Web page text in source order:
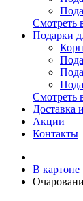
Смотреть
Подарки
Смотреть
Доставка
Акции
Контакты
В картоне